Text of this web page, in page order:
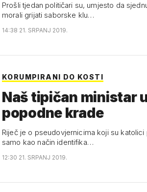
Prošli tjedan političari su, umjesto da
morali grijati saborske klu…
14:38 21. SRPANJ 2019.
KORUMPIRANI DO KOSTI
Naš tipičan ministar
popodne krade
Riječ je o pseudovjernicima koji su
samo kao način identifika…
12:30 21. SRPANJ 2019.